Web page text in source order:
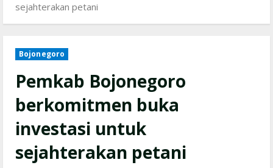
sejahterakan petani
Bojonegoro
Pemkab Bojonegoro
berkomitmen buka
investasi untuk
sejahterakan petani